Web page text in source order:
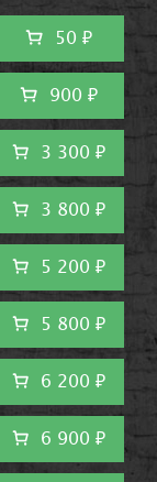
50 ₽
900 ₽
3 300 ₽
3 800 ₽
5 200 ₽
5 800 ₽
6 200 ₽
6 900 ₽